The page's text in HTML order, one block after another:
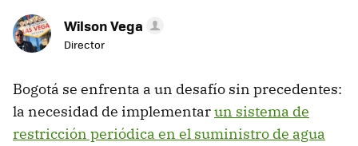
Wilson Vega
Director
Bogotá se enfrenta a un desafío sin precedentes:
la necesidad de implementarun sistema de
restricción periódica en el suministro de agua